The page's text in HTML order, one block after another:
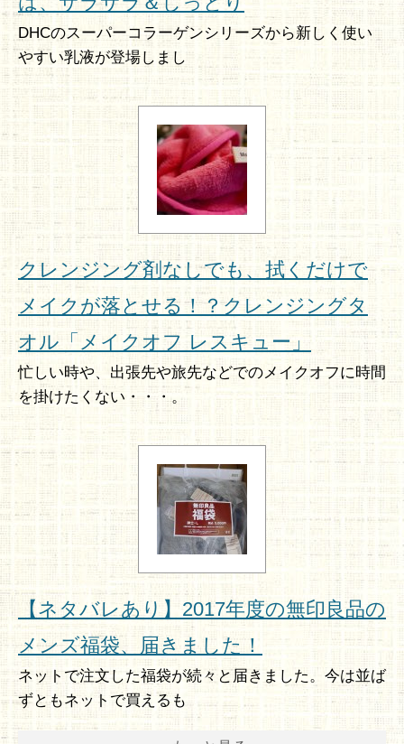
DHCのスーパーコラーゲンシリーズから新しく使い
やすい乳液が登場しまし
クレンジング剤なしでも、拭くだけで
メイクが落とせる！？クレンジングタ
オル「メイクオフ レスキュー」
忙しい時や、出張先や旅先などでのメイクオフに時間
を掛けたくない・・・。
【ネタバレあり】2017年度の無印良品の
メンズ福袋、届きました！
ネットで注文した福袋が続々と届きました。今は並ば
ずともネットで買えるも